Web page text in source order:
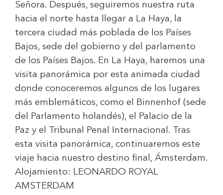
Señora. Después, seguiremos nuestra ruta
hacia el norte hasta llegar a La Haya, la
tercera ciudad más poblada de los Países
Bajos, sede del gobierno y del parlamento
de los Países Bajos. En La Haya, haremos una
visita panorámica por esta animada ciudad
donde conoceremos algunos de los lugares
más emblemáticos, como el Binnenhof (sede
del Parlamento holandés), el Palacio de la
Paz y el Tribunal Penal Internacional. Tras
esta visita panorámica, continuaremos este
viaje hacia nuestro destino final, Ámsterdam.
Alojamiento: LEONARDO ROYAL
AMSTERDAM